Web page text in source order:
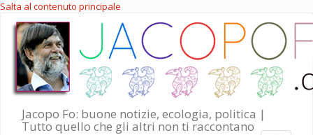
Salta al contenuto principale
Jacopo Fo: buone notizie, ecologia, politica |
Tutto quello che gli altri non ti raccontano